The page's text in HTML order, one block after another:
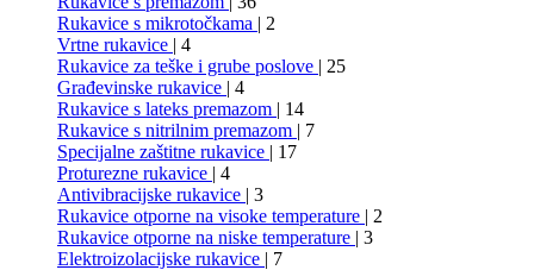
Rukavice s mikrotočkama | 2
Vrtne rukavice | 4
Rukavice za teške i grube poslove | 25
Građevinske rukavice | 4
Rukavice s lateks premazom | 14
Rukavice s nitrilnim premazom | 7
Specijalne zaštitne rukavice | 17
Proturezne rukavice | 4
Antivibracijske rukavice | 3
Rukavice otporne na visoke temperature | 2
Rukavice otporne na niske temperature | 3
Elektroizolacijske rukavice | 7